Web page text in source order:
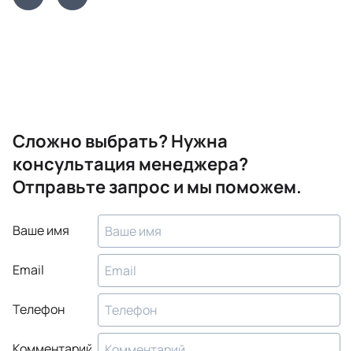
Сложно выбрать? Нужна
консультация менеджера?
Отправьте запрос и мы поможем.
Ваше имя
Email
Телефон